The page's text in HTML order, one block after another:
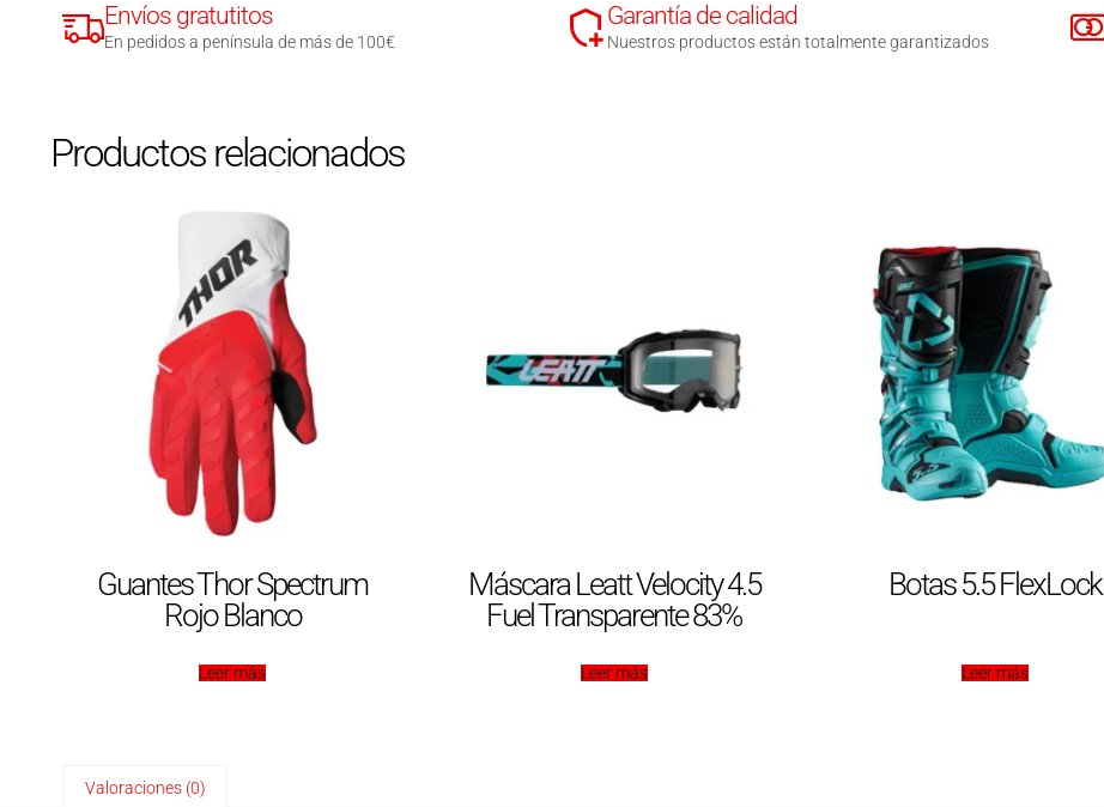
Envíos gratutitos
En pedidos a península de más de 100€
Garantía de calidad
Nuestros productos están totalmente garantizados
Productos relacionados
Guantes Thor Spectrum
Rojo Blanco
Leer más
Máscara Leatt Velocity 4.5
Fuel Transparente 83%
Leer más
Botas 5.5 FlexLock
Leer más
Valoraciones (0)